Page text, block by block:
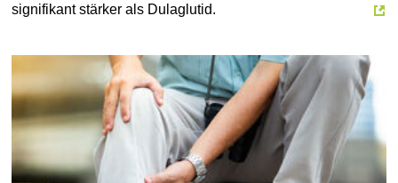
signifikant stärker als Dulaglutid.